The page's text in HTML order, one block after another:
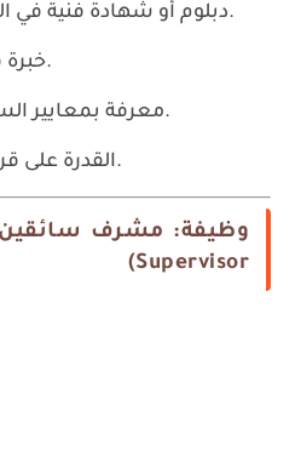
دبلوم أو شهادة فنية في الكهرباء أو الإلكترونيات.
خبرة في أنظمة إنذار الحريق.
معرفة بمعايير السلامة ومكافحة الحريق.
القدرة على قراءة المخططات الفنية.
Supervisor)